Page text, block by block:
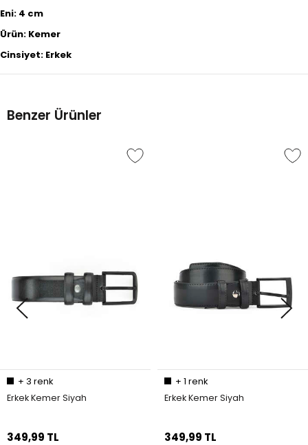
Eni: 4 cm
Ürün: Kemer
Cinsiyet: Erkek
Benzer Ürünler
+ 3 renk
Erkek Kemer Siyah
349,99 TL
+ 1 renk
Erkek Kemer Siyah
349,99 TL